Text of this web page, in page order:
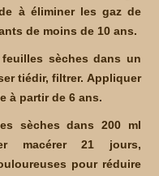
à éliminer les gaz de
de moins de 10 ans.
sèches dans un
tiédir, filtrer. Appliquer
à partir de 6 ans.
sèches dans 200 ml
macérer 21 jours,
pour réduire